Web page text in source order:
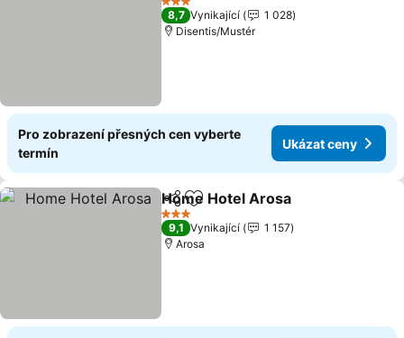
3 Počet hvězdiček
8,7 Vynikající
1 028
Disentis/Mustér
Pro zobrazení přesných cen vyberte
termín
Ukázat ceny
SdíletPřidat na seznam oblíbených
Home Hotel Arosa
3 Počet hvězdiček
9,1 Vynikající
1 157
Arosa